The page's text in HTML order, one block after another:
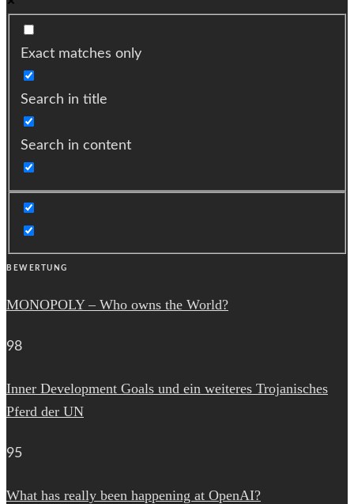
Exact matches only
Search in title
Search in content
BEWERTUNG
MONOPOLY – Who owns the World?
98
Inner Development Goals und ein weiteres Trojanisches
Pferd der UN
95
What has really been happening at OpenAI?